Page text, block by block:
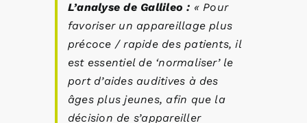
L’analyse de Gallileo : « Pour
favoriser un appareillage plus
précoce / rapide des patients, il
est essentiel de ‘normaliser’ le
port d’aides auditives à des
âges plus jeunes, afin que la
décision de s’appareiller